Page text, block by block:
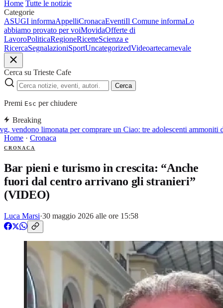
Home Tutte le notizie
Categorie
ASUGI informaAppelliCronacaEventiIl Comune informaLo
abbiamo provato per voiMovidaOfferte di
LavoroPoliticaRegioneRicetteScienza e
RicercaSegnalazioniSportUncategorizedVideoartecarnevale
Cerca su Trieste Cafe
Cerca
Premi Esc per chiudere
Breaking
vendono limonata per comprare un Ciao: tre adolescenti ammoniti
Home · Cronaca
CRONACA
Bar pieni e turismo in crescita: “Anche
fuori dal centro arrivano gli stranieri”
(VIDEO)
Luca Marsi·30 maggio 2026 alle ore 15:58